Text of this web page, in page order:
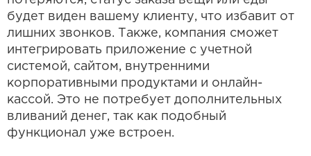
будет виден вашему клиенту, что избавит от
лишних звонков. Также, компания сможет
интегрировать приложение с учетной
системой, сайтом, внутренними
корпоративными продуктами и онлайн-
кассой. Это не потребует дополнительных
вливаний денег, так как подобный
функционал уже встроен.